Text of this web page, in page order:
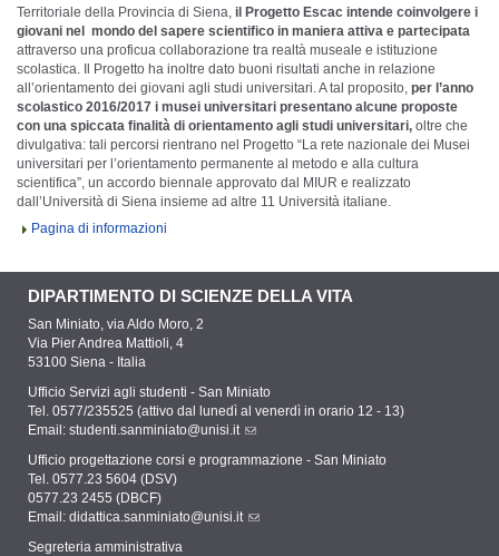
Territoriale della Provincia di Siena, il Progetto Escac intende coinvolgere i
giovani nel mondo del sapere scientifico in maniera attiva e partecipata
attraverso una proficua collaborazione tra realtà museale e istituzione
scolastica. Il Progetto ha inoltre dato buoni risultati anche in relazione
all’orientamento dei giovani agli studi universitari. A tal proposito, per l’anno
scolastico 2016/2017 i musei universitari presentano alcune proposte
con una spiccata finalità di orientamento agli studi universitari, oltre che
divulgativa: tali percorsi rientrano nel Progetto “La rete nazionale dei Musei
universitari per l’orientamento permanente al metodo e alla cultura
scientifica”, un accordo biennale approvato dal MIUR e realizzato
dall’Università di Siena insieme ad altre 11 Università italiane.
Pagina di informazioni
DIPARTIMENTO DI SCIENZE DELLA VITA
San Miniato, via Aldo Moro, 2
Via Pier Andrea Mattioli, 4
53100 Siena - Italia
Ufficio Servizi agli studenti - San Miniato
Tel. 0577/235525 (attivo dal lunedì al venerdì in orario 12 - 13)
Email: studenti.sanminiato@unisi.it
Ufficio progettazione corsi e programmazione - San Miniato
Tel. 0577.23 5604 (DSV)
0577.23 2455 (DBCF)
Email: didattica.sanminiato@unisi.it
Segreteria amministrativa